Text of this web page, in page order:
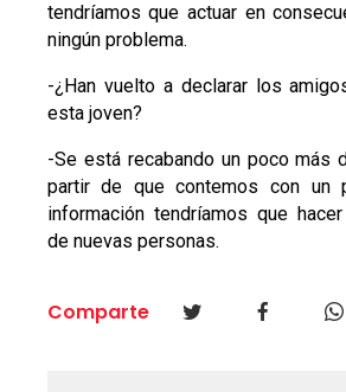
tendríamos que actuar en
ningún problema.
-¿Han vuelto a declarar los
esta joven?
-Se está recabando un poco más
partir de que contemos con un
información tendríamos que
de nuevas personas.
Comparte